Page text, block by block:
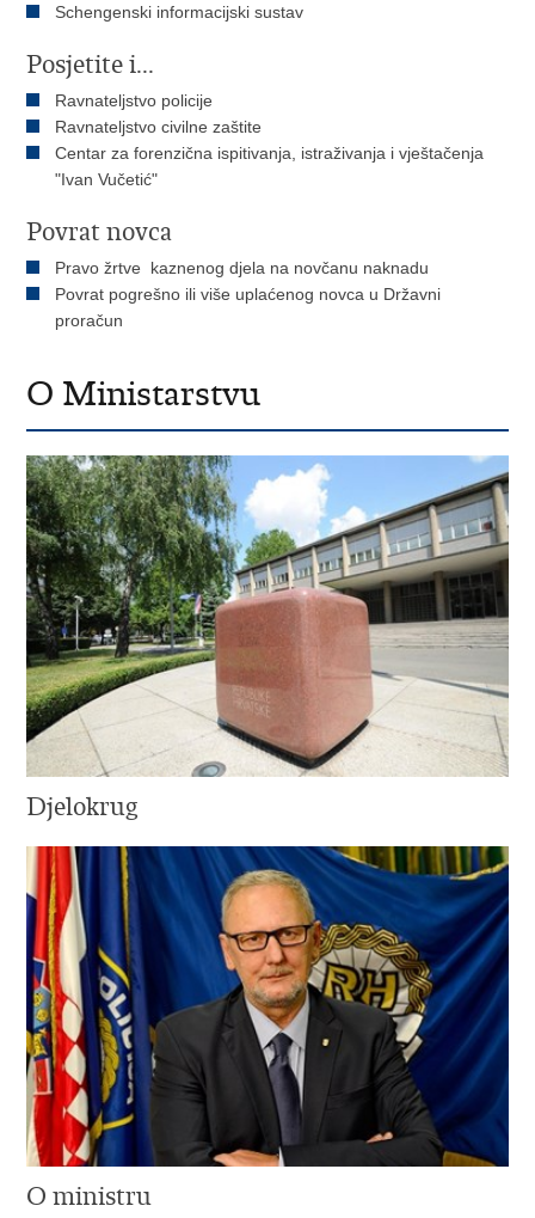
Schengenski informacijski sustav
Posjetite i...
Ravnateljstvo policije
Ravnateljstvo civilne zaštite
Centar za forenzična ispitivanja, istraživanja i vještačenja
"Ivan Vučetić"
Povrat novca
Pravo žrtve kaznenog djela na novčanu naknadu
Povrat pogrešno ili više uplaćenog novca u Državni
proračun
O Ministarstvu
Djelokrug
O ministru